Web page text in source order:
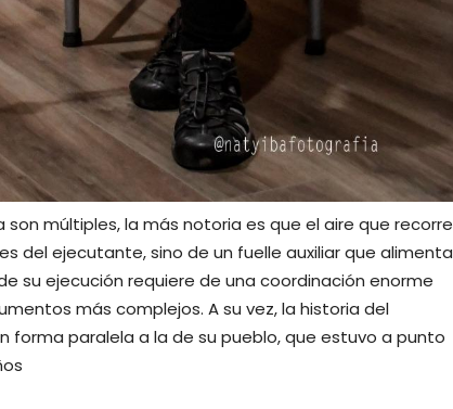
múltiples, la más notoria es que el aire que recorre
del ejecutante, sino de un fuelle auxiliar que alimenta
su ejecución requiere de una coordinación enorme
más complejos. A su vez, la historia del
paralela a la de su pueblo, que estuvo a punto